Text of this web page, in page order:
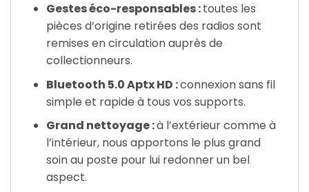
Gestes éco-responsables :toutes les
pièces d’origine retirées des radios sont
remises en circulation auprès de
collectionneurs.
Bluetooth 5.0 Aptx HD :connexion sans fil
simple et rapide à tous vos supports.
Grand nettoyage :à l’extérieur comme à
l’intérieur, nous apportons le plus grand
soin au poste pour lui redonner un bel
aspect.